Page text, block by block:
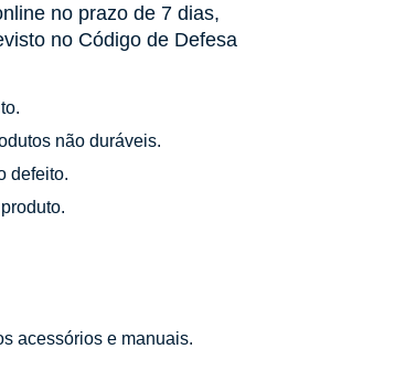
no prazo de 7 dias,
no Código de Defesa
não duráveis.
defeito.
acessórios e manuais.